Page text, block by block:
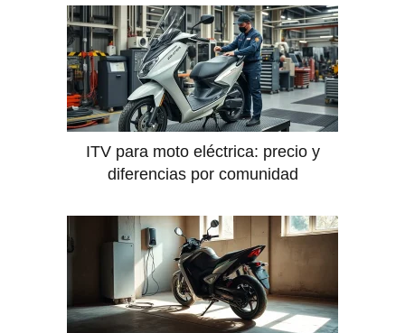
ITV para moto eléctrica: precio y
diferencias por comunidad